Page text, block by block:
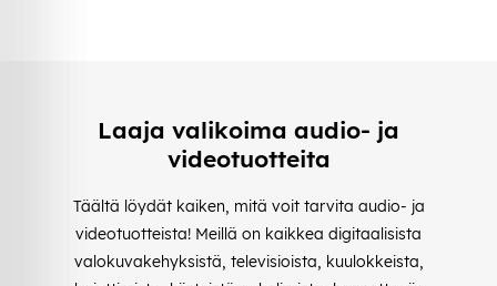
Laaja valikoima audio- ja
videotuotteita
Täältä löydät kaiken, mitä voit tarvita audio- ja
videotuotteista! Meillä on kaikkea digitaalisista
valokuvakehyksistä, televisioista, kuulokkeista,